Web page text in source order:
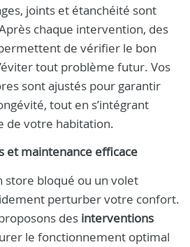
joints et étanchéité sont
chaque intervention, des
de vérifier le bon
tout problème futur. Vos
sont ajustés pour garantir
tout en s’intégrant
de votre habitation.
et maintenance efficace
store bloqué ou un volet
perturber votre confort.
des interventions
le fonctionnement optimal